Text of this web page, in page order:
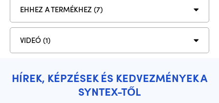
EHHEZ A TERMÉKHEZ (7)
VIDEÓ (1)
HÍREK, KÉPZÉSEK ÉS KEDVEZMÉNYEK A
SYNTEX-TŐL